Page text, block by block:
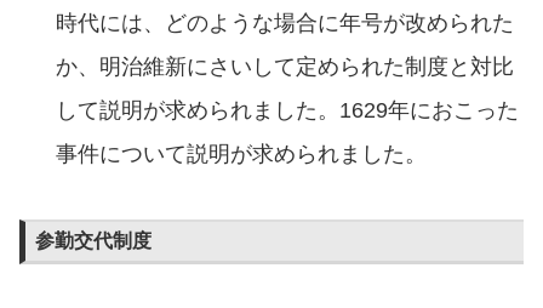
時代には、どのような場合に年号が改められた
か、明治維新にさいして定められた制度と対比
して説明が求められました。1629年におこった
事件について説明が求められました。
参勤交代制度